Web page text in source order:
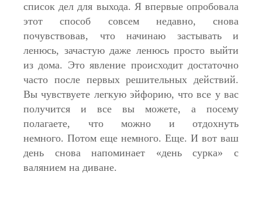
список дел для выхода. Я впервые опробовала
этот способ совсем недавно, снова
почувствовав, что начинаю застывать и
ленюсь, зачастую даже ленюсь просто выйти
из дома. Это явление происходит достаточно
часто после первых решительных действий.
Вы чувствуете легкую эйфорию, что все у вас
получится и все вы можете, а посему
полагаете, что можно и отдохнуть
немного. Потом еще немного. Еще. И вот ваш
день снова напоминает «день сурка» с
валянием на диване.